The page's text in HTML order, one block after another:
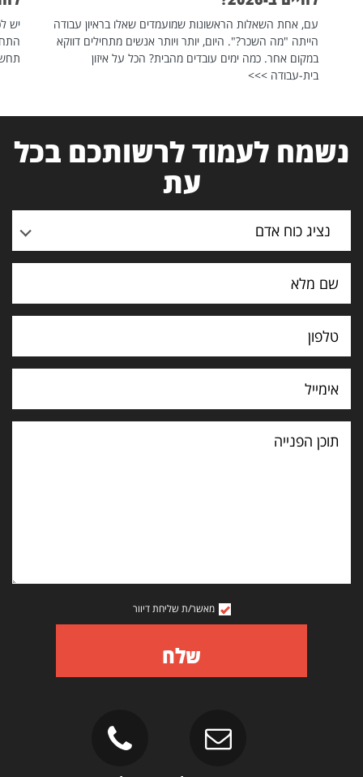
עם, אחת השאלות הראשונות שמועמדים שאלו בראיון עבודה
הייתה "מה השכר?". היום, יותר ויותר אנשים מתחילים דווקא
במקום אחר. כמה ימים עובדים מהבית? הכל על איזון
בית-עבודה >>>
יש
נשמח לעמוד לרשותכם בכל
עת
נציג כוח אדם
תוכן
הפנייה
מאשר/ת שליחת דיוור
שלח